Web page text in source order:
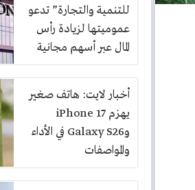
للتنمية والتجارة” تدعو
عموميتها لزيادة رأس
المال عبر أسهم مجانية
بنسبة 10%
أخبار لايت: هاتف صغير
يهزم iPhone 17
وGalaxy S26 في الأداء
والمواصفات